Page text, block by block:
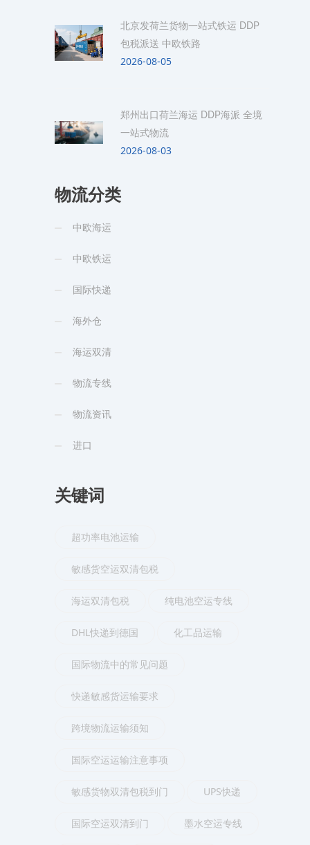
北京发荷兰货物一站式铁运 DDP
包税派送 中欧铁路
2026-08-05
郑州出口荷兰海运 DDP海派 全境
一站式物流
2026-08-03
物流分类
中欧海运
中欧铁运
国际快递
海外仓
海运双清
物流专线
物流资讯
进口
关键词
超功率电池运输
敏感货空运双清包税
海运双清包税 纯电池空运专线
DHL快递到德国 化工品运输
国际物流中的常见问题
快递敏感货运输要求
跨境物流运输须知
国际空运运输注意事项
敏感货物双清包税到门 UPS快递
国际空运双清到门 墨水空运专线